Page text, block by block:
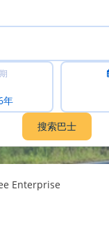
年
Enterprise